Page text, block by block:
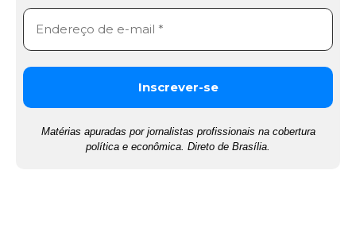
Matérias apuradas por jornalistas profissionais na cobertura
política e econômica. Direto de Brasília.